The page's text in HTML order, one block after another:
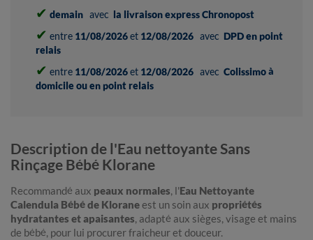
✔ demain avec la livraison express Chronopost
✔ entre 11/08/2026et 12/08/2026 avec DPD en point
relais
✔ entre 11/08/2026et 12/08/2026 avec Colissimo à
domicile ou en point relais
Description de l'Eau nettoyante Sans
Rinçage Bébé Klorane
Recommandé aux peaux normales, l'Eau Nettoyante
Calendula Bébé de Kloraneest un soin aux propriétés
hydratantes et apaisantes, adapté aux sièges, visage et mains
de bébé, pour lui procurer fraicheur et douceur.